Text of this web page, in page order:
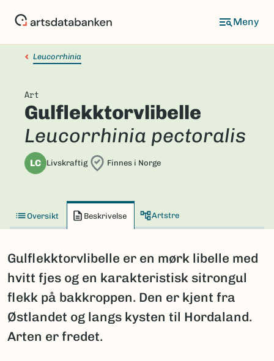
Leucorrhinia
Art
Gulflekktorvlibelle
Leucorrhinia pectoralis
LC Livskraftig Finnes i Norge
Oversikt Beskrivelse Artstre
Gulflekktorvlibelle er en mørk libelle med
hvitt fjes og en karakteristisk sitrongul
flekk på bakkroppen. Den er kjent fra
Østlandet og langs kysten til Hordaland.
Arten er fredet.